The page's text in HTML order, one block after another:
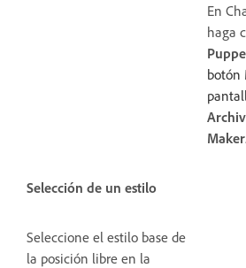
En
haga
botón
Maker.
Selección de un estilo
Seleccione el estilo base de
la posición libre en la